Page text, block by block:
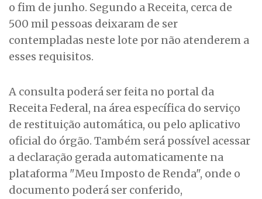
o fim de junho. Segundo a Receita, cerca de
500 mil pessoas deixaram de ser
contempladas neste lote por não atenderem a
esses requisitos.
A consulta poderá ser feita no portal da
Receita Federal, na área específica do serviço
de restituição automática, ou pelo aplicativo
oficial do órgão. Também será possível acessar
a declaração gerada automaticamente na
plataforma "Meu Imposto de Renda", onde o
documento poderá ser conferido,